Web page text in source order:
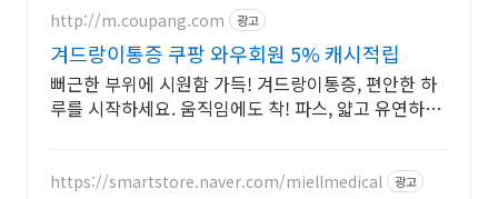
http://m.coupang.com 광고
겨드랑이통증 쿠팡 와우회원 5% 캐시적립
뻐근한 부위에 시원함 가득! 겨드랑이통증, 편안한 하
루를 시작하세요. 움직임에도 착! 파스, 얇고 유연하여
https://smartstore.naver.com/miellmedical 광고